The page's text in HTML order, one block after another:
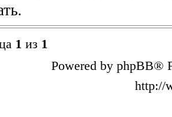
1 из 1
Powered by phpBB®
http://